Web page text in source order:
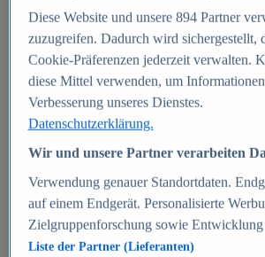
Zum
E-commerce
Beliebte Statistiken
Aktuelle Statistiken
E-Commerce - Entwicklung des
Deutschland 1999-2025
Umsatz von Amazon in
2010-2025
B2C-E-Commerce: Top-50
Deutschland 2024
Marktanteile von Online-
Deutschland 2024
Umsatzstarke Warengruppen im
Deutschland 2023-2025
Diese Website und unsere 894Partner
zuzugreifen. Dadurch wird sichergestellt,
Cookie-Präferenzen jederzeit verwalten.
diese Mittel verwenden, um
Verbesserung unseres Dienstes.
Datenschutzerklärung.
Wir und unsere Partner verarbeiten
Verwendung genauer Standortdaten.
auf einem Endgerät. Personalisierte
Zielgruppenforschung sowie
Liste der Partner (Lieferanten)